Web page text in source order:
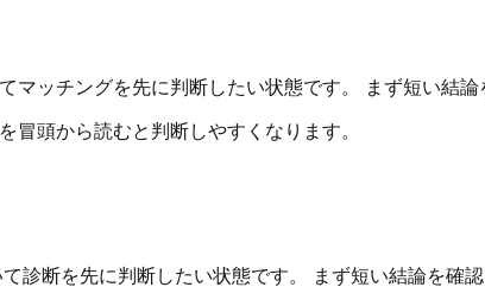
マッチングを先に判断したい状態です。 まず短い結
冒頭から読むと判断しやすくなります。
診断を先に判断したい状態です。 まず短い結論を確